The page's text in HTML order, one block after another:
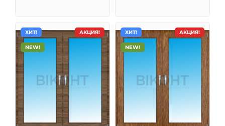
АКЦИЯ!
ХИТ!
NEW!
АКЦИЯ!
ХИТ!
NEW!